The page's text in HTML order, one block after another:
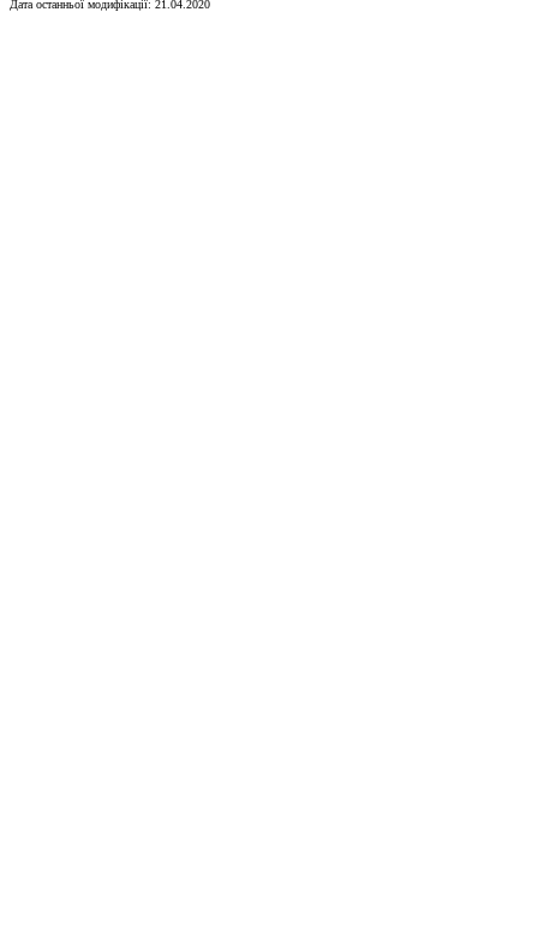
Дата останньої модифікації: 21.04.2020